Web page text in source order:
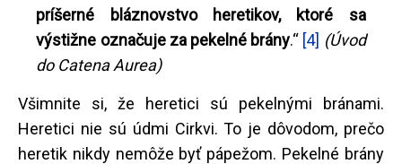
príšerné bláznovstvo heretikov, ktoré sa
výstižne označuje za pekelné brány.“ [4] (Úvod
do Catena Aurea)
Všimnite si, že heretici sú pekelnými bránami.
Heretici nie sú údmi Cirkvi. To je dôvodom, prečo
heretik nikdy nemôže byť pápežom. Pekelné brány